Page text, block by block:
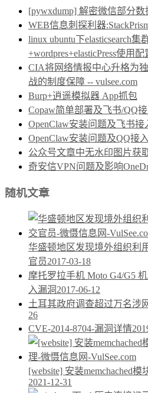
[pywxdump] 解密微信部分数
WEB信息刺探利器
linux ubuntu下elasticsearch集
+wordpres+elasticPress使用配
CIA将网络情报中心升格为
战的制度保障 -- vulsee.com
Burp+逍遥模拟器 App抓包
Copaw简单部署及飞书/QQ
OpenClaw安装问题及飞书接
OpenClaw安装问题及QQ接入
公众号文章中无水印图片获
奇安信VPN问题及影响
随机文章
华盛顿地区发现境外组织利
官员2017-03-18
摩托罗拉手机 Moto G4/G5
入漏洞 2017-06-12
土耳其政府调查超过万名涉
26
CVE-2014-8704-漏洞详情
[website] 安装memchached
2021-12-31